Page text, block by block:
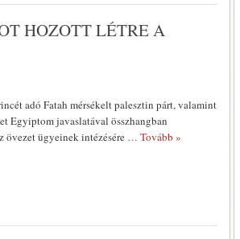
HOZOTT LÉTRE A
adó Fatah mérsékelt palesztin párt, valamint
Egyiptom javaslatával összhangban
övezet ügyeinek intézésére … Tovább »